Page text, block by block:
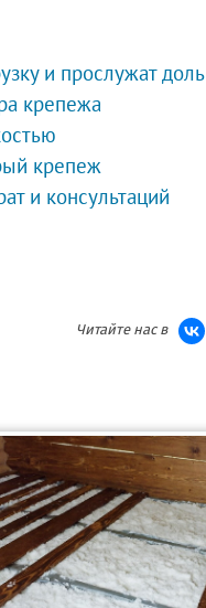
и прослужат
крепежа
крепеж
и консультаций
Читайте нас в